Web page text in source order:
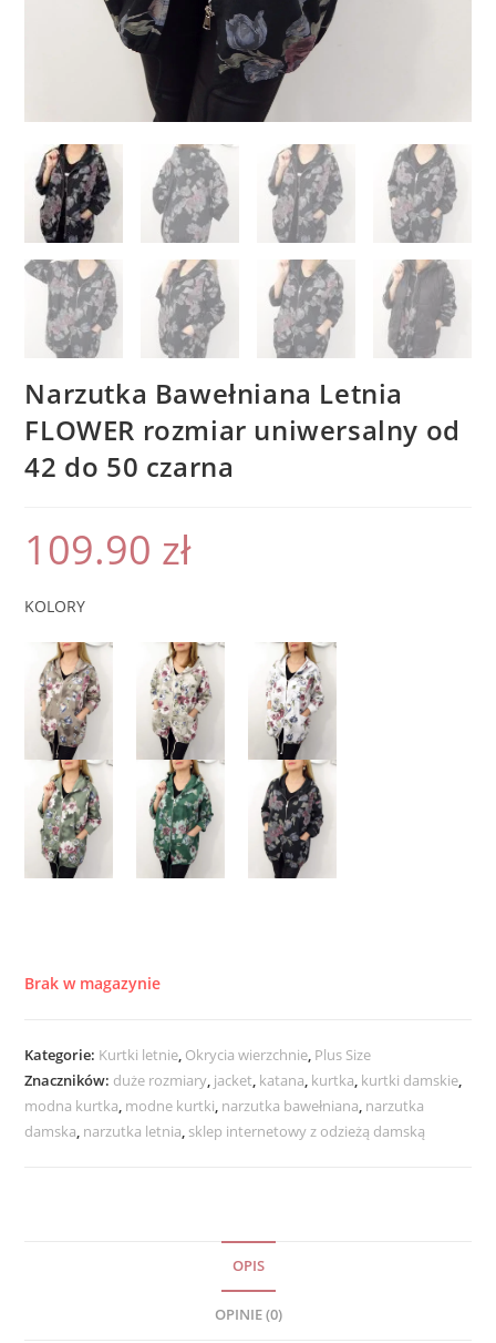
Narzutka Bawełniana Letnia
FLOWER rozmiar uniwersalny od
42 do 50 czarna
109.90 zł
KOLORY
Brak w magazynie
Kategorie: Kurtki letnie, Okrycia wierzchnie, Plus Size
Znaczników: duże rozmiary, jacket, katana, kurtka, kurtki damskie,
modna kurtka, modne kurtki, narzutka bawełniana, narzutka
damska, narzutka letnia, sklep internetowy z odzieżą damską
OPIS
OPINIE (0)